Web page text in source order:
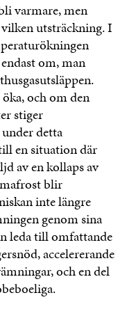
varmare, men
utsträckning. I
om, man
och om den
stiger
detta
en situation där
av en kollaps av
blir
inte längre
genom sina
leda till omfattande
accelererande
och en del